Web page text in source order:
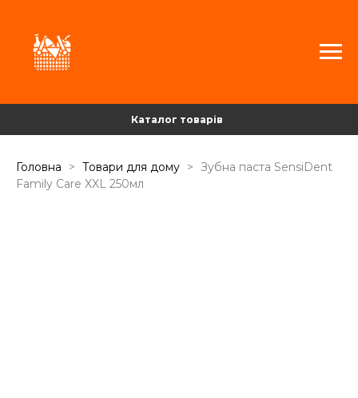
Каталог товарів
Головна Товари для дому
Зубна паста SensiDent
Family Care XXL 250мл